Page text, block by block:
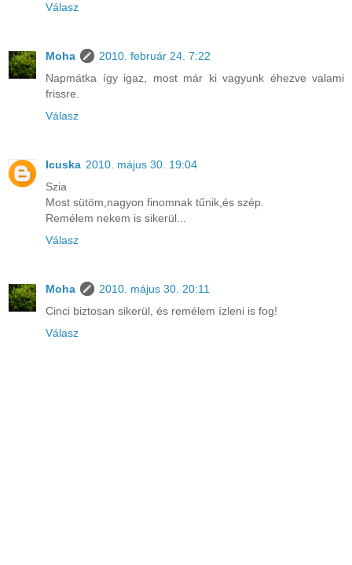
Válasz
Moha
2010. február 24. 7:22
Napmátka így igaz, most már ki vagyunk éhezve valami
frissre.
Válasz
Icuska 2010. május 30. 19:04
Szia
Most sütöm,nagyon finomnak tűnik,és szép.
Remélem nekem is sikerül...
Válasz
Moha
2010. május 30. 20:11
Cinci biztosan sikerül, és remélem ízleni is fog!
Válasz